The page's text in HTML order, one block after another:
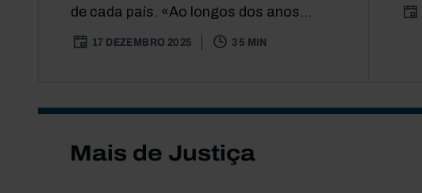
de cada país. «Ao longos dos anos...
17 DEZEMBRO 2025 35 MIN
Mais de Justiça